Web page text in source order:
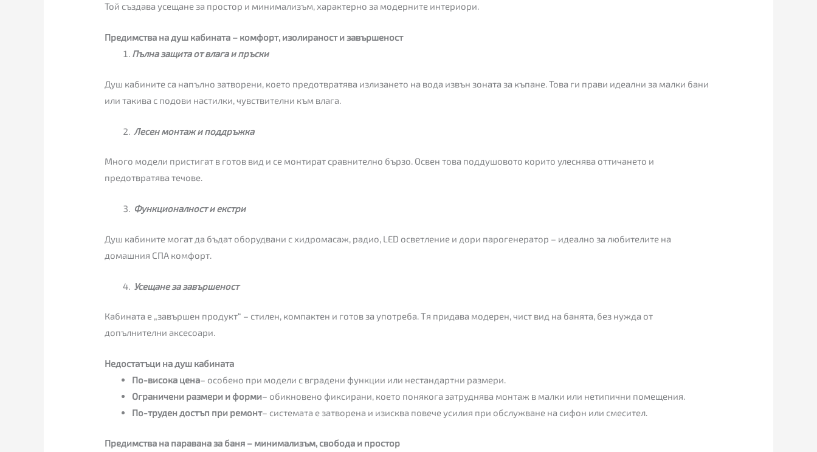
Той създава усещане за простор и минимализъм, характерно за модерните интериори.
Предимства на душ кабината – комфорт, изолираност и завършеност
Пълна защита от влага и пръски
Душ кабините са напълно затворени, което предотвратява излизането на вода извън зоната за къпане. Това ги прави идеални за малки бани
или такива с подови настилки, чувствителни към влага.
Лесен монтаж и поддръжка
Много модели пристигат в готов вид и се монтират сравнително бързо. Освен това поддушовото корито улеснява оттичането и
предотвратява течове.
Функционалност и екстри
Душ кабините могат да бъдат оборудвани с хидромасаж, радио, LED осветление и дори парогенератор – идеално за любителите на
домашния СПА комфорт.
Усещане за завършеност
Кабината е „завършен продукт“ – стилен, компактен и готов за употреба. Тя придава модерен, чист вид на банята, без нужда от
допълнителни аксесоари.
Недостатъци на душ кабината
По-висока цена– особено при модели с вградени функции или нестандартни размери.
Ограничени размери и форми– обикновено фиксирани, което понякога затруднява монтаж в малки или нетипични помещения.
По-труден достъп при ремонт– системата е затворена и изисква повече усилия при обслужване на сифон или смесител.
Предимства на паравана за баня – минимализъм, свобода и простор